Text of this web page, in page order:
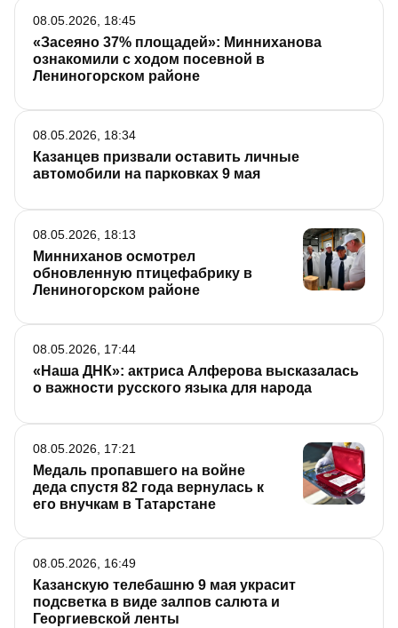
«Засеяно 37% площадей»: Минниханова
ознакомили с ходом посевной в
Лениногорском районе
08.05.2026, 18:45
Казанцев призвали оставить личные
автомобили на парковках 9 мая
08.05.2026, 18:34
Минниханов осмотрел
обновленную птицефабрику в
Лениногорском районе
08.05.2026, 18:13
«Наша ДНК»: актриса Алферова высказалась
о важности русского языка для народа
08.05.2026, 17:44
Медаль пропавшего на войне
деда спустя 82 года вернулась к
его внучкам в Татарстане
08.05.2026, 17:21
Казанскую телебашню 9 мая украсит
подсветка в виде залпов салюта и
Георгиевской ленты
08.05.2026, 16:49